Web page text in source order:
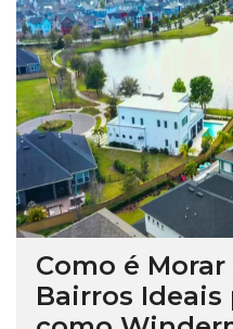
Como é
Bairros Ideais